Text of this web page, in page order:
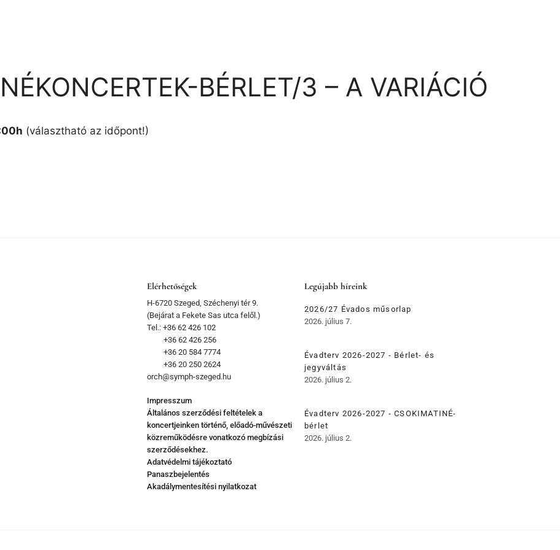
BÉRLET/3 – A VARIÁCIÓ
(választható az időpont!)
Elérhetőségek
H-6720 Szeged, Széchenyi tér 9.
(Bejárat a Fekete Sas utca felől.)
Tel.: +36 62 426 102
+36 62 426 256
+36 20 584 7774
+36 20 250 2624
orch@symph-szeged.hu
Impresszum
Általános szerződési feltételek a
koncertjeinken történő, előadó-művészeti
közreműködésre vonatkozó megbízási
szerződésekhez.
Adatvédelmi tájékoztató
Panaszbejelentés
Akadálymentesítési nyilatkozat
Legújabb híreink
2026/27 Évados műsorlap
2026. július 7.
Évadterv 2026-2027 - Bérlet- és
jegyváltás
2026. július 2.
Évadterv 2026-2027 - CSOKIMATINÉ-
bérlet
2026. július 2.